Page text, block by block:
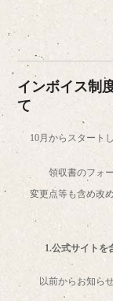
インボイス制
て
10月からスタート
領収書のフォ
変更点等も含め改
1.公式サイトを
以前からお知ら